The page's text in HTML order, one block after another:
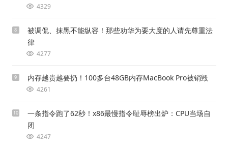
4329
8
被调侃、抹黑不能纵容！那些劝华为要大度的人请先尊重法
律
4277
9 内存越贵越要扔！100多台48GB内存MacBook Pro被销毁
4261
10
一条指令跑了62秒！x86最慢指令耻辱榜出炉：CPU当场自
闭
4247